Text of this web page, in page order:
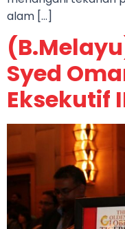
alam […]
Syed
Eksekutif